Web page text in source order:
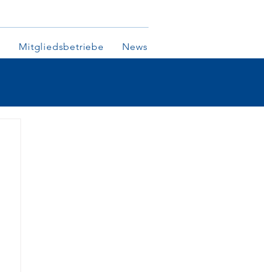
Mitgliedsbetriebe News